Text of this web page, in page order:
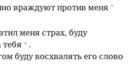
враждуют против меня +
меня страх, буду
тебя + .
буду восхвалять его слово